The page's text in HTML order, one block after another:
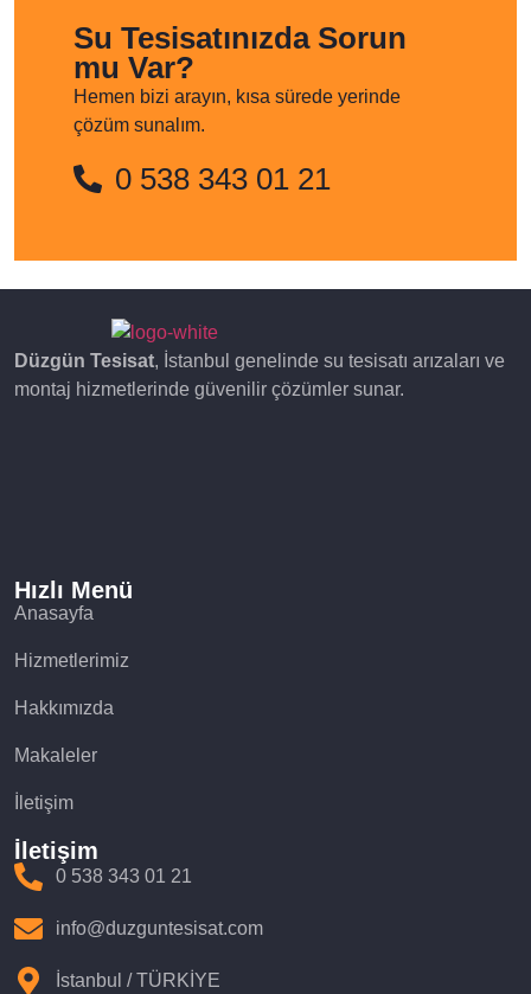
Su Tesisatınızda Sorun
mu Var?
Hemen bizi arayın, kısa sürede yerinde
çözüm sunalım.
0 538 343 01 21
Düzgün Tesisat, İstanbul genelinde su tesisatı arızaları ve
montaj hizmetlerinde güvenilir çözümler sunar.
Hızlı Menü
Anasayfa
Hizmetlerimiz
Hakkımızda
Makaleler
İletişim
İletişim
0 538 343 01 21
info@duzguntesisat.com
İstanbul / TÜRKİYE